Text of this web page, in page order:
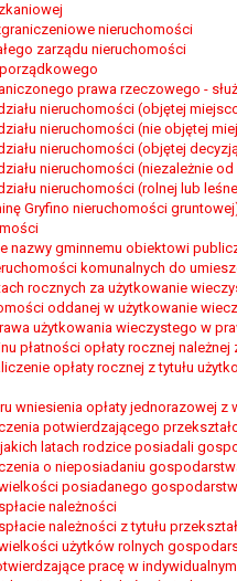
nieruchomości
zarządu nieruchomości
prawa rzeczowego -
nieruchomości (objętej
nieruchomości (nie objętej
nieruchomości (objętej
nieruchomości (niezależnie
nieruchomości (rolnej lub
Gryfino nieruchomości
nazwy gminnemu obiektowi
komunalnych do
rocznych za użytkowanie
oddanej w użytkowanie
użytkowania wieczystego w
płatności opłaty rocznej
opłaty rocznej z tytułu
wniesienia opłaty jednorazowej
potwierdzającego
latach rodzice posiadali
o nieposiadaniu
posiadanego
należności
należności z tytułu
użytków rolnych
pracę w